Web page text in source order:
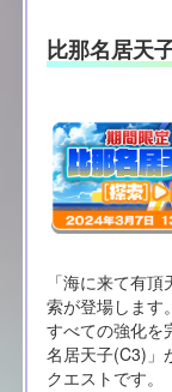
比那名居天
「海に来て有
索が登場します。
すべての強化を
名居天子(C3)」
クエストです。